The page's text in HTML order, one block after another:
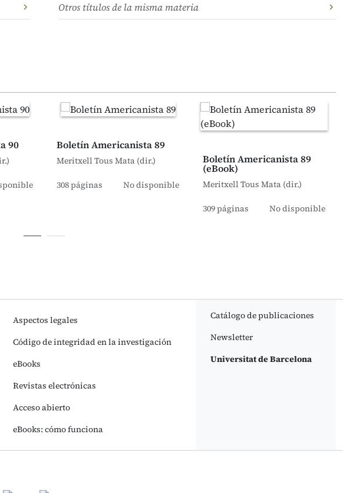
Otros títulos de la misma materia
90 Boletín Americanista 89
Meritxell Tous Mata (dir.)
308 páginas No disponible
Boletín Americanista 89
(eBook)
Meritxell Tous Mata (dir.)
309 páginas No disponible
Aspectos legales
Código de integridad en la investigación
eBooks
Revistas electrónicas
Acceso abierto
eBooks: cómo funciona
Catálogo de publicaciones
Newsletter
Universitat de Barcelona